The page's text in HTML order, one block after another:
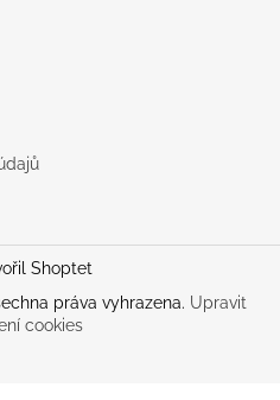
Shoptet
práva vyhrazena. Upravit
cookies